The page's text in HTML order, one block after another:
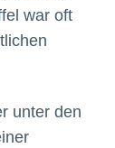
war oft
unter den